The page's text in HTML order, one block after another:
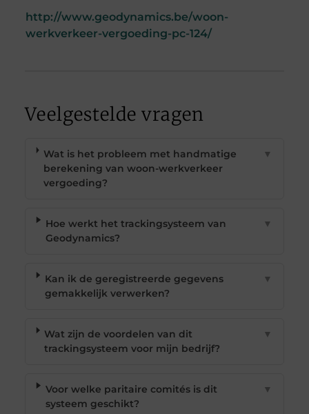
http://www.geodynamics.be/woon-
werkverkeer-vergoeding-pc-124/
Veelgestelde vragen
Wat is het probleem met handmatige
berekening van woon-werkverkeer
vergoeding?
▼
Hoe werkt het trackingsysteem van
Geodynamics?
▼
Kan ik de geregistreerde gegevens
gemakkelijk verwerken?
▼
Wat zijn de voordelen van dit
trackingsysteem voor mijn bedrijf?
▼
Voor welke paritaire comités is dit
systeem geschikt?
▼